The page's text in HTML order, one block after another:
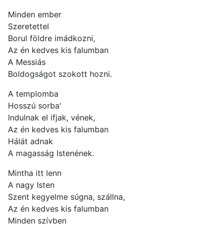
Minden ember
Szeretettel
Borul földre imádkozni,
Az én kedves kis falumban
A Messiás
Boldogságot szokott hozni.
A templomba
Hosszú sorba'
Indulnak el ifjak, vének,
Az én kedves kis falumban
Hálát adnak
A magasság Istenének.
Mintha itt lenn
A nagy Isten
Szent kegyelme súgna, szállna,
Az én kedves kis falumban
Minden szívben